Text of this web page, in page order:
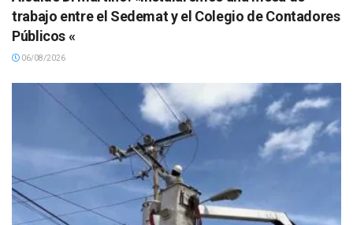
trabajo entre el Sedemat y el Colegio de Contadores
Públicos «
06/08/2026